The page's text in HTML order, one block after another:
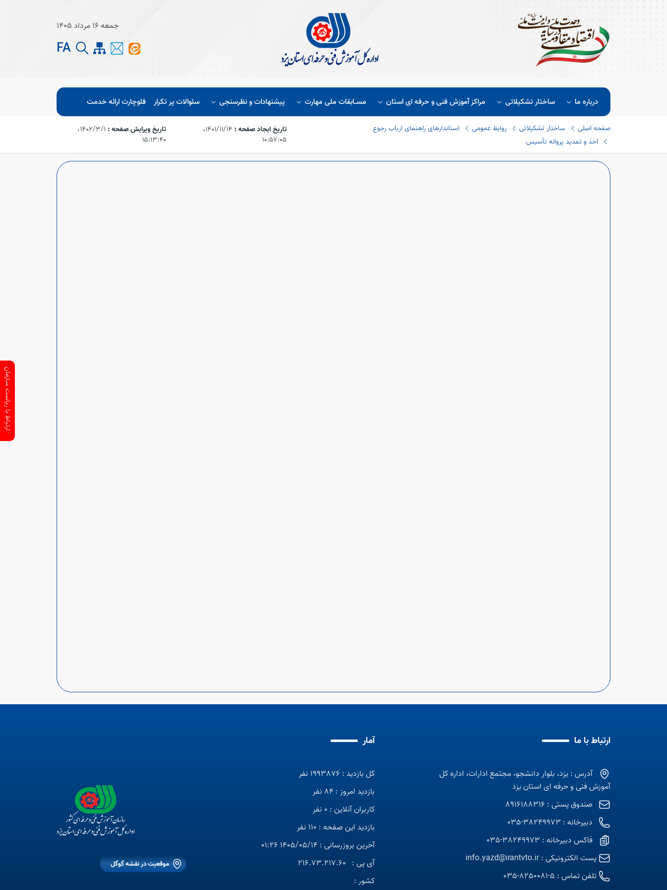
جمعه 16 مرداد 1405
FA
درباره ما ساختار تشکیلاتی مراکز آموزش فنی و حرفه ای استان مسـابقات ملی مهارت پیشنهادات و نظرسنجی سئوالات پر تکرار فلوچارت ارائه خدمت
صفحه اصلی ساختار تشکیلاتی روابط عمومی
استاندارهای راهنمای ارباب رجوع
اخذ و تمدید پروانه تأسیس
تاریخ ایجاد صفحه :
۱۴۰۱/۱۱/۱۴،‏
۱۰:۵۷:۰۵
تاریخ ویرایش صفحه :
۱۴۰۲/۳/۱،‏
۱۵:۱۳:۴۰
ارتباط با ما
آدرس : یزد، بلوار دانشجو، مجتمع ادارات، اداره کل
آموزش فنی و حرفه ای استان یزد
صندوق پستی : 8916188316
دبیرخانه : 38249973-035
فاکس دبیرخانه : 38249973-035
پست الکترونیکی :info.yazd@irantvto.ir
تلفن تماس : 5-8250081-035
آمار
کل بازدید : 1993876 نفر
بازدید امروز : 84 نفر
کاربران آنلاین : 0 نفر
بازدید این صفحه : 110 نفر
آخرین بروزرسانی : 1405/05/14 01:26
آی پی : 216.73.217.60
کشور :
موقعیت در نقشه گوگل
ارتباط با ریاست سازمان